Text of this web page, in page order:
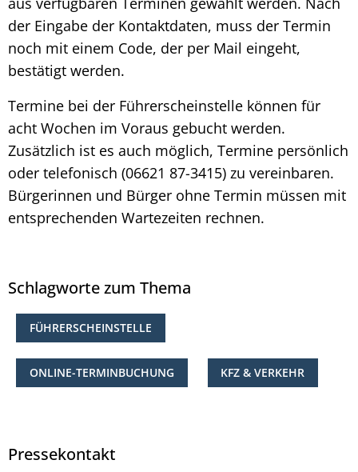
der Eingabe der Kontaktdaten, muss der Termin
noch mit einem Code, der per Mail eingeht,
bestätigt werden.
Termine bei der Führerscheinstelle können für
acht Wochen im Voraus gebucht werden.
Zusätzlich ist es auch möglich, Termine persönlich
oder telefonisch (06621 87-3415) zu vereinbaren.
Bürgerinnen und Bürger ohne Termin müssen mit
entsprechenden Wartezeiten rechnen.
Schlagworte zum Thema
FÜHRERSCHEINSTELLE
ONLINE-TERMINBUCHUNG KFZ & VERKEHR
Pressekontakt